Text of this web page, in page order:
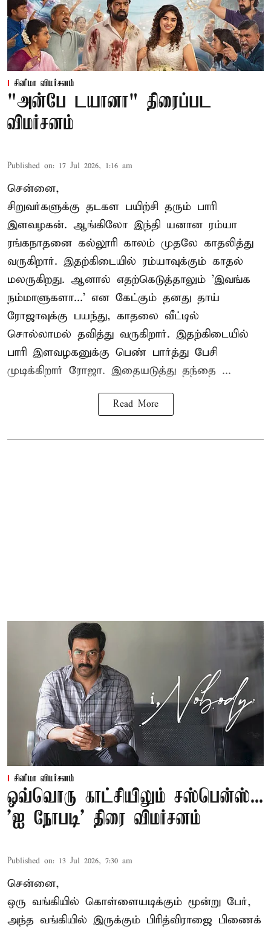
சினிமா விமர்சனம்
"அன்பே டயானா" திரைப்பட
விமர்சனம்
Published on: 17 Jul 2026, 1:16 am
சென்னை,
சிறுவர்களுக்கு தடகள பயிற்சி தரும் பாரி
இளவழகன். ஆங்கிலோ இந்தி யனான ரம்யா
ரங்கநாதனை கல்லூரி காலம் முதலே காதலித்து
வருகிறார். இதற்கிடையில் ரம்யாவுக்கும் காதல்
மலருகிறது. ஆனால் எதற்கெடுத்தாலும் 'இவங்க
நம்மாளுகளா...' என கேட்கும் தனது தாய்
ரோஜாவுக்கு பயந்து, காதலை வீட்டில்
சொல்லாமல் தவித்து வருகிறார். இதற்கிடையில்
பாரி இளவழகனுக்கு பெண் பார்த்து பேசி
முடிக்கிறார் ரோஜா. இதையடுத்து தந்தை ...
Read More
சினிமா விமர்சனம்
ஒவ்வொரு காட்சியிலும் சஸ்பென்ஸ்...
'ஐ நோபடி' திரை விமர்சனம்
Published on: 13 Jul 2026, 7:30 am
சென்னை,
ஒரு வங்கியில் கொள்ளையடிக்கும் மூன்று பேர்,
அந்த வங்கியில் இருக்கும் பிரித்விராஜை பிணைக்